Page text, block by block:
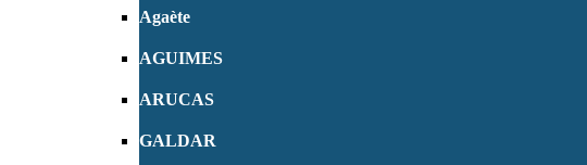
Agaète
AGUIMES
ARUCAS
GALDAR